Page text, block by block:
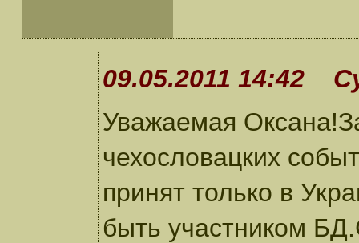
09.05.2011 14:42
Уважаемая
чехословацких
принят только в
быть участником